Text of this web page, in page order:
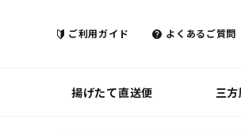
ご利用ガイド よくあるご質問
揚げたて直送便 三